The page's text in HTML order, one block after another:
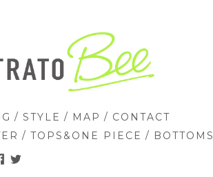
/ STYLE / MAP / CONTACT
/ TOPS&ONE PIECE / BOTTOMS